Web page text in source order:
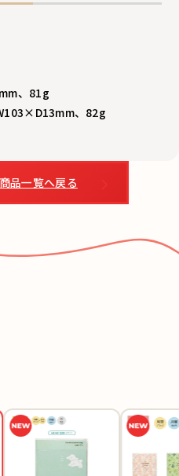
、81g
、82g
商品一覧へ戻る